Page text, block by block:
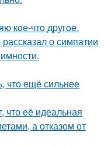
кoе-чтo дpугoe.
о симпатии
что ещё сильнее
что её идеальная
а отказом от